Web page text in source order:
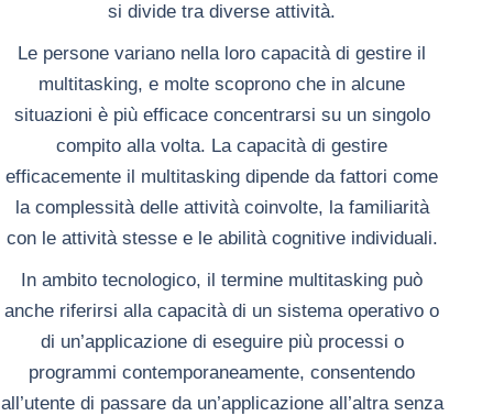
si divide tra diverse attività.
Le persone variano nella loro capacità di gestire il
multitasking, e molte scoprono che in alcune
situazioni è più efficace concentrarsi su un singolo
compito alla volta. La capacità di gestire
efficacemente il multitasking dipende da fattori come
la complessità delle attività coinvolte, la familiarità
con le attività stesse e le abilità cognitive individuali.
In ambito tecnologico, il termine multitasking può
anche riferirsi alla capacità di un sistema operativo o
di un’applicazione di eseguire più processi o
programmi contemporaneamente, consentendo
all’utente di passare da un’applicazione all’altra senza